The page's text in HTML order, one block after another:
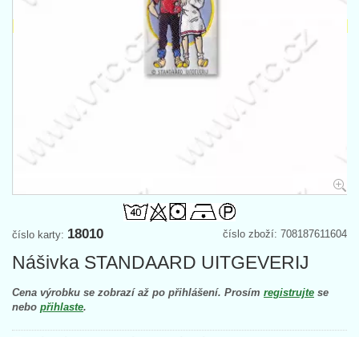
číslo zboží: 708187611604
číslo karty: 18010
Nášivka STANDAARD UITGEVERIJ
Cena výrobku se zobrazí až po přihlášení. Prosím registrujte se
nebo přihlaste.